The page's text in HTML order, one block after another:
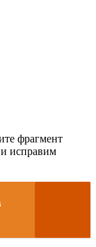
фрагмент
исправим